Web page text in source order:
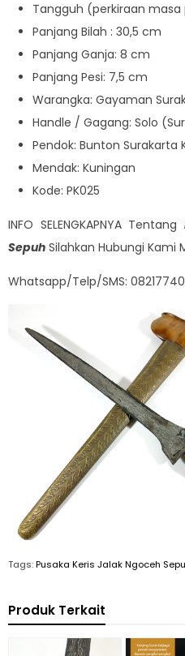
Tangguh (perkiraan
Panjang Bilah : 30,5 cm
Panjang Ganja: 8 cm
Panjang Pesi: 7,5 cm
Warangka: Gayaman
Handle / Gagang: Solo
Pendok: Bunton Surakarta
Mendak: Kuningan
Kode: PK025
INFO SELENGKAPNYA Tentang
Sepuh Silahkan Hubungi Kami
Whatsapp/Telp/SMS:
Tags:Pusaka Keris Jalak Ngoceh
Produk Terkait